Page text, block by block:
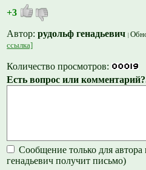
+3
Автор:рудольф генадьевич
ссылка]
Количество просмотров:
Есть вопрос или
Сообщение только для
генадьевич получит письмо)